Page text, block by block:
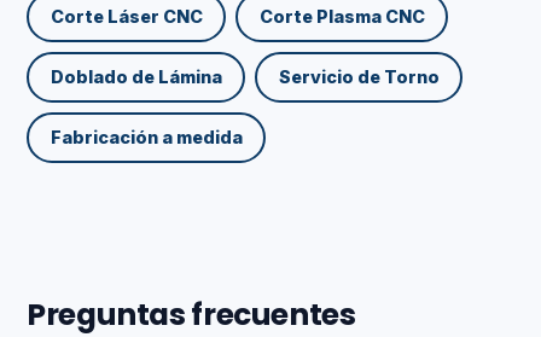
Corte Láser CNC Corte Plasma CNC
Doblado de Lámina Servicio de Torno
Fabricación a medida
Preguntas frecuentes